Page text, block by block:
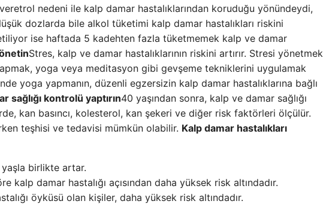
nedeni ile kalp damar hastalıklarından koruduğu yönündeydi,
dozlarda bile alkol tüketimi kalp damar hastalıkları riskini
ise haftada 5 kadehten fazla tüketmemek kalp ve damar
Stres, kalp ve damar hastalıklarının riskini artırır. Stresi yönetmek
yoga veya meditasyon gibi gevşeme tekniklerini uygulamak
yoga yapmanın, düzenli egzersizin kalp damar hastalıklarına bağlı
sağlığı kontrolü yaptırın40 yaşından sonra, kalp ve damar sağlığı
kan basıncı, kolesterol, kan şekeri ve diğer risk faktörleri ölçülür.
teşhisi ve tedavisi mümkün olabilir. Kalp damar hastalıkları
yaşla birlikte artar.
kalp damar hastalığı açısından daha yüksek risk altındadır.
öyküsü olan kişiler, daha yüksek risk altındadır.